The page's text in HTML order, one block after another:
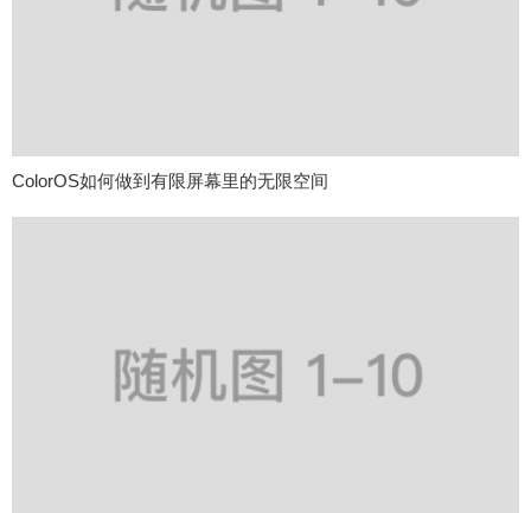
ColorOS如何做到有限屏幕里的无限空间